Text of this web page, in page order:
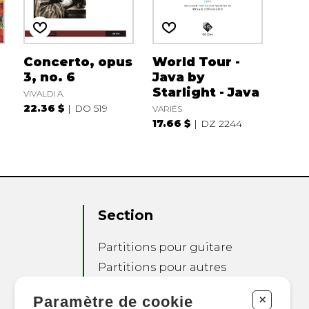
Concerto, opus
3, no. 6
VIVALDI A.
22.36 $ DO 519
World Tour -
Java by
Starlight - Java
VARIÉS
17.66 $ DZ 2244
Section
Partitions pour guitare
Partitions pour autres
Partitions pour
Paramètre de cookie +